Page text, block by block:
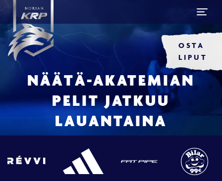
OSTA
LIPUT
NÄÄTÄ-AKATEMIAN
PELIT JATKUU
LAUANTAINA